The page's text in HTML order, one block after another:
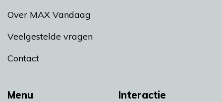
Menu Interactie
Over MAX Vandaag
Veelgestelde vragen
Contact